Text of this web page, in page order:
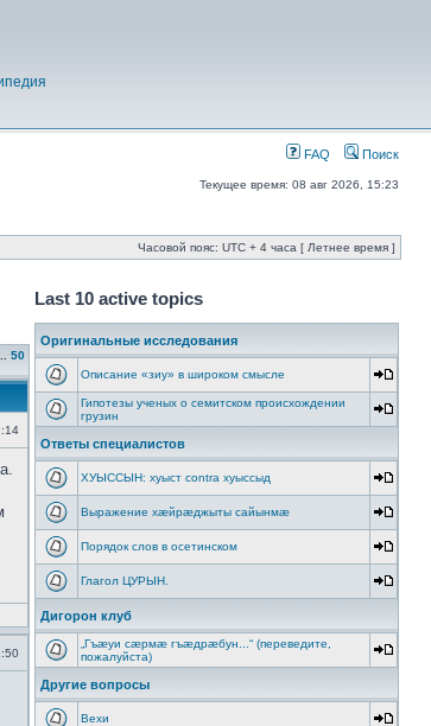
FAQ Поиск
Текущее время: 08 авг 2026, 15:23
Часовой пояс: UTC + 4 часа [ Летнее время ]
50
Last 10 active topics
Оригинальные исследования
Описание «зиу» в широком смысле
Гипотезы ученых о семитском происхождении
грузин
Ответы специалистов
ХУЫССЫН: хуыст contra хуыссыд
Выражение хæйрæджыты сайынмæ
Порядок слов в осетинском
Глагол ЦУРЫН.
Дигорон клуб
„Гъæуи сæрмæ гъæдрæбун...“ (переведите,
пожалуйста)
Другие вопросы
Вехи